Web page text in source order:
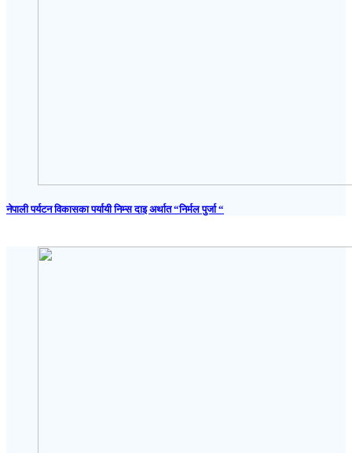
नेपाली पर्यटन विकासका पर्यायी निम्स दाइ अर्थात “निर्मल पुर्जा “